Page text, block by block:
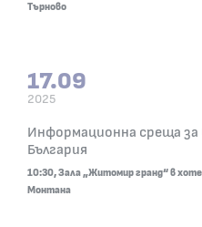
Търново
17.09
2025
17.09.2025
Информационна среща
България10:30, Зала
10:30, Зала „Житомир гранд“ в
Монтана